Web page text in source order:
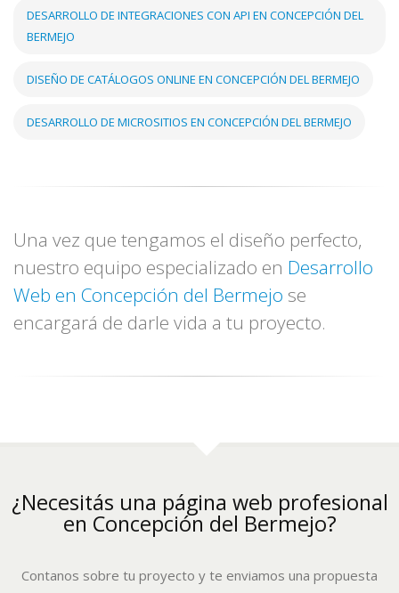
DESARROLLO DE INTEGRACIONES CON API EN CONCEPCIÓN DEL
BERMEJO
DISEÑO DE CATÁLOGOS ONLINE EN CONCEPCIÓN DEL BERMEJO
DESARROLLO DE MICROSITIOS EN CONCEPCIÓN DEL BERMEJO
Una vez que tengamos el diseño perfecto,
nuestro equipo especializado en Desarrollo
Web en Concepción del Bermejo se
encargará de darle vida a tu proyecto.
¿Necesitás una página web profesional
en Concepción del Bermejo?
Contanos sobre tu proyecto y te enviamos una propuesta